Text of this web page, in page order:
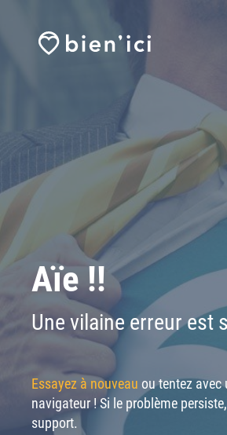
Aïe !!
Une vilaine erreur est
Essayez à nouveau ou tentez avec
navigateur ! Si le problème
support.